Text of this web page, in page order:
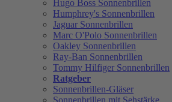
Hugo Boss Sonnenbrillen
Humphrey's Sonnenbrillen
Jaguar Sonnenbrillen
Marc O'Polo Sonnenbrillen
Oakley Sonnenbrillen
Ray-Ban Sonnenbrillen
Tommy Hilfiger Sonnenbrillen
Ratgeber
Sonnenbrillen-Gläser
Sonnenbrillen mit Sehstärke